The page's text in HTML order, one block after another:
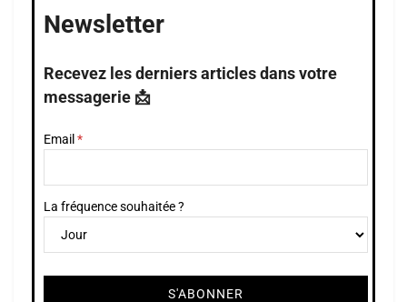
Newsletter
Recevez les derniers articles dans votre
messagerie 📩
Email
La fréquence souhaitée ?